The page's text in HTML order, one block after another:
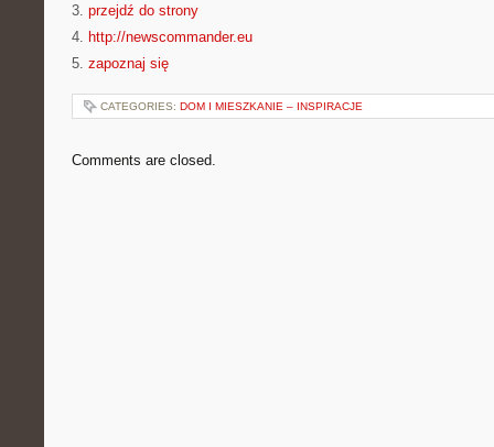
3. przejdź do strony
4. http://newscommander.eu
5. zapoznaj się
CATEGORIES: DOM I MIESZKANIE – INSPIRACJE
Comments are closed.